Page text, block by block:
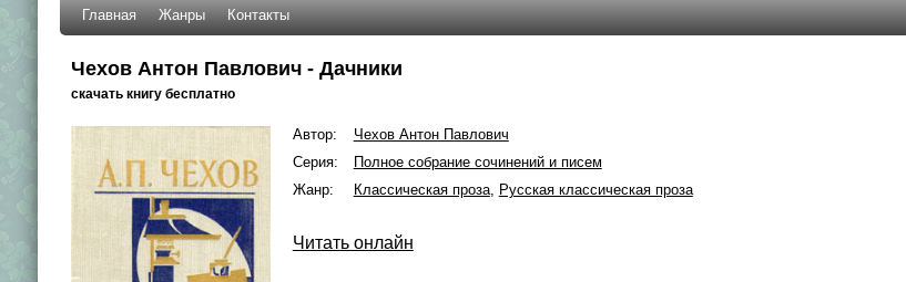
Главная Жанры Контакты
Чехов Антон Павлович - Дачники
скачать книгу бесплатно
Автор:
Чехов Антон Павлович
Серия:
Полное собрание сочинений и писем
Жанр:
Классическая проза, Русская классическая проза
Читать онлайн